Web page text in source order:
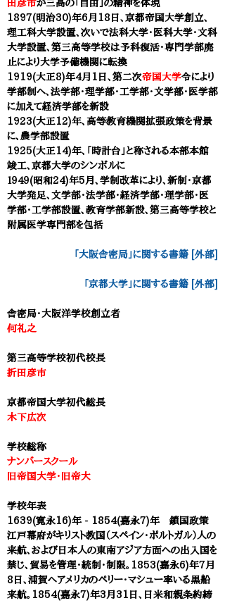
田彦市が三高の「自由」の精神を体現
1897(明治30)年6月18日、 京都帝国大学創立、
理工科大学設置、次いで法科大学・医科大学・文科
大学設置、第三高等学校は予科復活・専門学部廃
止により大学予備機関に転換
1919(大正8)年4月1日、 第二次帝国大学令により
学部制へ、 法学部・理学部・工学部・文学部・医学部
に加えて経済学部を新設
1923(大正12)年、高等教育機関拡張政策を背景
に、農学部設置
1925(大正14)年、「時計台」と称される本部本館
竣工、京都大学のシンボルに
１９４９(昭和24)年5月、学制改革により、新制・京都
大学発足、文学部・法学部・経済学部・理学部・医
学部・工学部設置、教育学部新設、第三高等学校と
附属医学専門部を包括
「大阪舎密局」に関する書籍 [外部]
「京都大学」に関する書籍 [外部]
舎密局・大阪洋学校創立者
何礼之
第三高等学校初代校長
折田彦市
京都帝国大学初代総長
木下広次
学校総称
ナンバースクール
旧帝国大学・旧帝大
学校年表
1639(寛永16)年 - 1854(嘉永7)年 鎖国政策
江戸幕府がキリスト教国（スペイン・ポルトガル）人の
来航、および日本人の東南アジア方面への出入国を
禁じ、貿易を管理・統制・制限。 1853(嘉永6)年7月
8日、浦賀へアメリカのペリー・マシュー率いる黒船
来航。 1854(嘉永7)年3月31日、日米和親条約締